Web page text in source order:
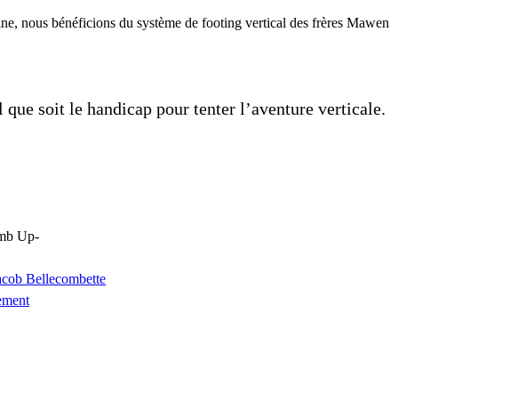
nous bénéficions du système de footing vertical des frères Mawen
soit le handicap pour tenter l’aventure verticale.
Up-
Bellecombette